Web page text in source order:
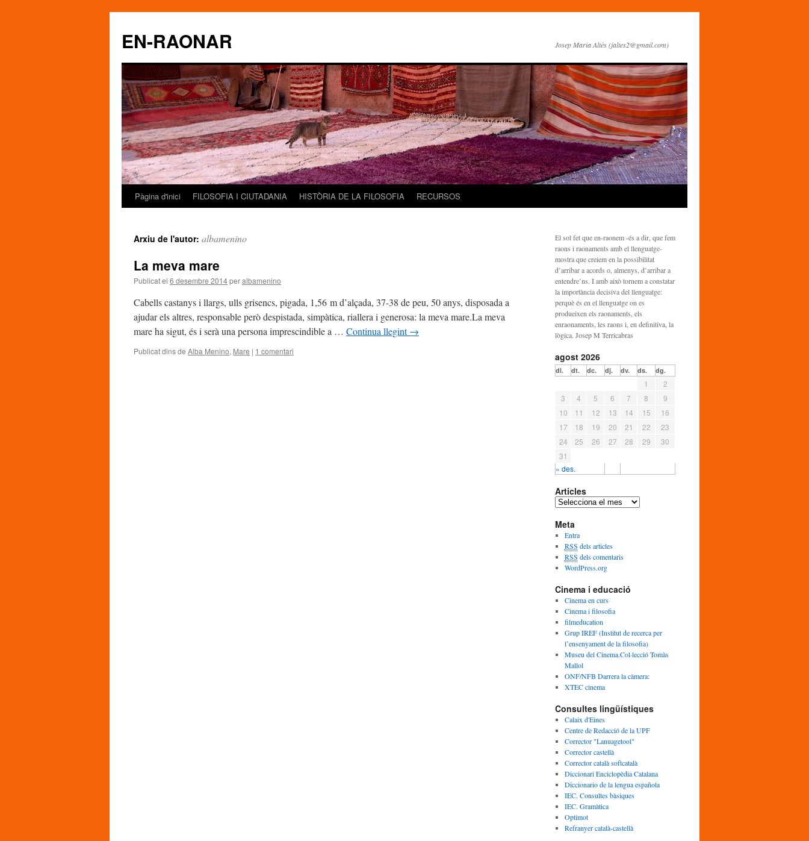
EN-RAONAR Josep Maria Altés (jaltes2@gmail.com)
Vés
contingut
Pàgina d'inici FILOSOFIA I CIUTADANIA HISTÒRIA DE LA FILOSOFIA RECURSOS
Arxiu de l'autor: albamenino
La meva mare
Publicat el 6 desembre 2014peralbamenino
Cabells castanys i llargs, ulls grisencs, pigada, 1,56 m d’alçada, 37-38 de peu, 50 anys, disposada a
ajudar els altres, responsable però despistada, simpàtica, riallera i generosa: la meva mare.La meva
mare ha sigut, és i serà una persona imprescindible a … Continua llegint→
Publicat dins de Alba Menino, Mare | 1 comentari
El sol fet que en-raonem -és a dir, que fem
raons i raonaments amb el llenguatge-
mostra que creiem en la possibilitat
d’arribar a acords o, almenys, d’arribar a
entendre’ns. I amb això tornem a constatar
la importància decisiva del llenguatge:
perquè és en el llenguatge on es
produeixen els raonaments, els
enraonaments, les raons i, en definitiva, la
lògica. Josep M Terricabras
agost 2026
dl. dt. dc. dj. dv. ds. dg.
« des.
1
2
3
4 5 6 7 8
9
10
11 12 13 14 15
16
17
18 19 20 21 22
23
24
25 26 27 28 29
30
31
Articles
A
t
i
c
l
e
Meta
Entra
RSS dels articles
RSS dels comentaris
WordPress.org
Cinema i educació
Cinema en curs
Cinema i filosofia
filmeducation
Grup IREF (Institut de recerca per
l’ensenyament de la filosofia)
Museu del Cinema.Col·lecció Tomàs
Mallol
ONF/NFB Darrera la càmera:
XTEC cinema
Consultes lingüístiques
Calaix d'Eines
Centre de Redacció de la UPF
Corrector "Lanuagetool"
Corrector castellà
Corrector català softcatalà
Diccionari Enciclopèdia Catalana
Diccionario de la lengua española
IEC. Consultes bàsiques
IEC. Gramàtica
Optimot
Refranyer català-castellà